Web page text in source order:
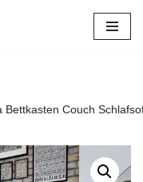
Bettkasten Couch